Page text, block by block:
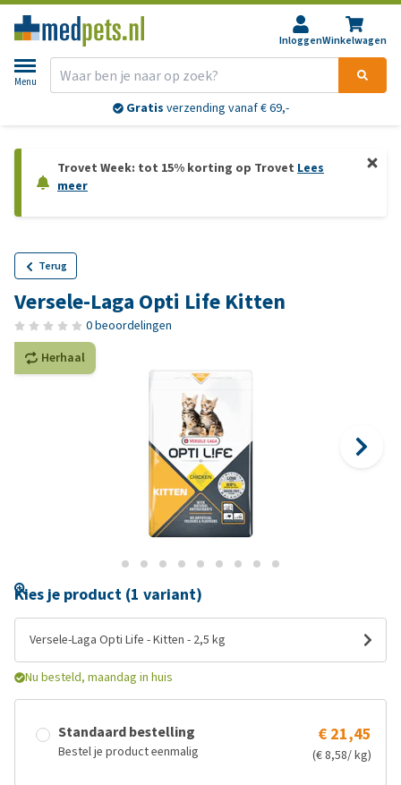
InloggenWinkelwagen
Menu
Gratis verzending vanaf € 69,-
Trovet Week: tot 15% korting op Trovet Lees
meer
Terug
Versele-Laga Opti Life Kitten
0 beoordelingen
Herhaal
Kies je product (1 variant)
Versele-Laga Opti Life - Kitten - 2,5 kg
Nu besteld, maandag in huis
Standaard bestelling
Bestel je product eenmalig
€ 21,45
(€ 8,58/ kg)